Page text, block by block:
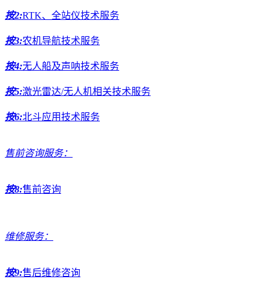
按2:RTK、全站仪技术服务
按3:农机导航技术服务
按4:无人船及声呐技术服务
按5:激光雷达/无人机相关技术服务
按6:北斗应用技术服务
售前咨询服务：
按8:售前咨询
维修服务：
按9:售后维修咨询